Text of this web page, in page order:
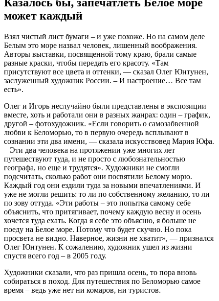
может каждый
Взял чистый лист бумаги – и уже похоже. Но на самом деле
Белым это море назвал человек, лишенный воображения.
Авторы выставки, посвященной тому краю, брали самые
разные краски, чтобы передать его красоту. «Там
присутствуют все цвета и оттенки, — сказал Олег Юнтунен,
заслуженный художник России. – И настроение… Все там
есть».
Олег и Игорь неслучайно были представлены в экспозиции
вместе, хоть и работали они в разных жанрах: один – график,
другой – фотохудожник. «Если говорить о самозабвенной
любви к Беломорью, то в первую очередь всплывают в
сознании эти два имени, — сказала искусствовед Мария Юфа.
– Эти два человека на протяжении уже многих лет
путешествуют туда, и не просто с любознательностью
географа, но еще и трудятся». Художники не смогли
подсчитать, сколько работ они посвятили Белому морю.
Каждый год они ездили туда за новыми впечатлениями. И
уже не могли решить: то ли по собственному желанию, то ли
по зову оттуда. «Эти работы – это попытка самому себе
объяснить, что притягивает, почему каждую весну и осень
хочется туда ехать. Когда я себе это объясню, я больше не
поеду на Белое море. Потому что будет скучно. Но пока
просвета не видно. Наверное, жизни не хватит», — признался
Олег Юнтунен. К сожалению, художник ушел из жизни
спустя всего год – в 2005 году.
Художники сказали, что раз пришла осень, то пора вновь
собираться в поход. Для путешествия по Беломорью самое
время – ведь уже нет ни комаров, ни туристов.